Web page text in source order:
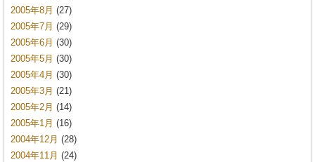
2005年8月 (27)
2005年7月 (29)
2005年6月 (30)
2005年5月 (30)
2005年4月 (30)
2005年3月 (21)
2005年2月 (14)
2005年1月 (16)
2004年12月 (28)
2004年11月 (24)